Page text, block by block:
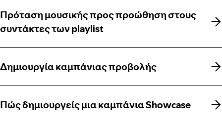
Πρόταση μουσικής προς προώθηση στους
συντάκτες των playlist
Πρόταση μουσικής προς προώθηση στους
συντάκτες των playlist
Δημιουργία καμπάνιας προβολής
Δημιουργία καμπάνιας προβολής
Πώς δημιουργείς μια καμπάνια Showcase
Πώς δημιουργείς μια καμπάνια Showcase